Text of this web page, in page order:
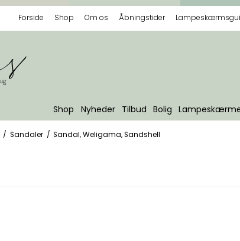
Forside Shop Om os Åbningstider
Shop Nyheder Tilbud Bolig
/ Sandaler / Sandal, Weligama, Sandshell